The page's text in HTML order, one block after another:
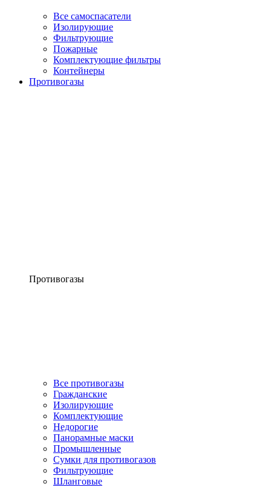
Все самоспасатели
Изолирующие
Фильтрующие
Пожарные
Комплектующие фильтры
Контейнеры
Противогазы
Противогазы
Все противогазы
Гражданские
Изолирующие
Комплектующие
Недорогие
Панорамные маски
Промышленные
Сумки для противогазов
Фильтрующие
Шланговые